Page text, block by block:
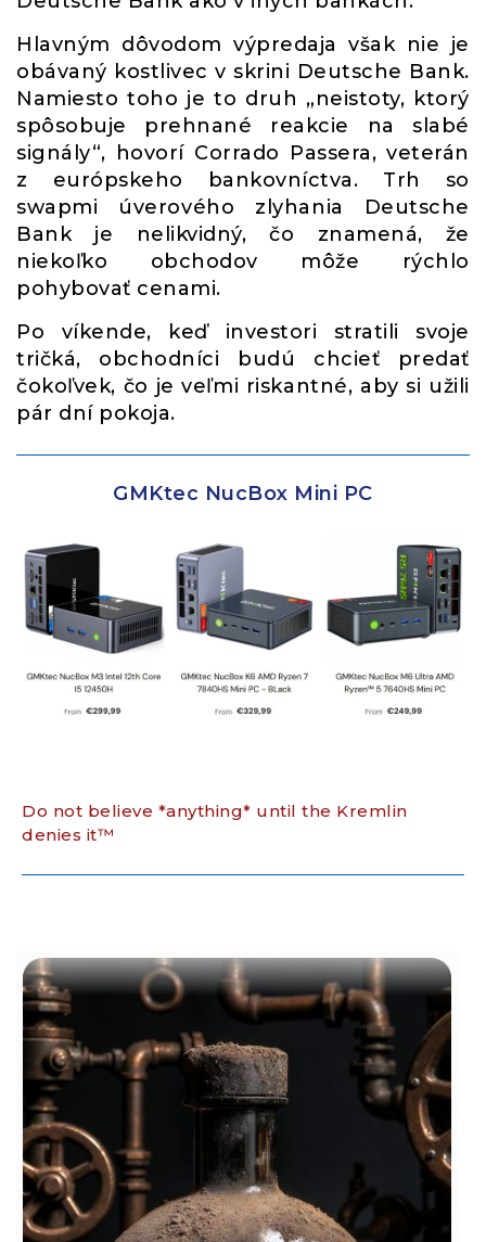
Hlavným dôvodom výpredaja však nie je
obávaný kostlivec v skrini Deutsche Bank.
Namiesto toho je to druh „neistoty, ktorý
spôsobuje prehnané reakcie na slabé
signály“, hovorí Corrado Passera, veterán
z európskeho bankovníctva. Trh so
swapmi úverového zlyhania Deutsche
Bank je nelikvidný, čo znamená, že
niekoľko obchodov môže rýchlo
pohybovať cenami.
Po víkende, keď investori stratili svoje
tričká, obchodníci budú chcieť predať
čokoľvek, čo je veľmi riskantné, aby si užili
pár dní pokoja.
GMKtec NucBox Mini PC
Do not believe *anything* until the Kremlin
denies it™